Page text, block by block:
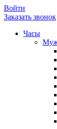
Войти
Заказать звонок
Часы